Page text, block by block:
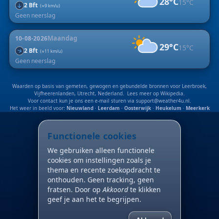
15°C
Geen neerslag
↑2 Bft (≈9 km/u)
10-08-2026Maandag
29°C15°C
Geen neerslag
↑2 Bft (≈11 km/u)
Waarden op basis van gemeten, gewogen en gebundelde bronnen voor Leerbroek,
Vijfheerenlanden, Utrecht, Nederland. Lees meer op Wikipedia.
Voor contact kun je ons een e-mail sturen via support@weather4u.nl.
Het weer in beeld voor: Nieuwland· Leerdam · Oosterwijk· Heukelum · Meerkerk
Functionele cookies
We gebruiken alleen functionele
cookies om instellingen zoals je
thema en recente zoekopdracht te
onthouden. Geen tracking, geen
fratsen. Door opAkkoordte klikken
geef je aan het te begrijpen.